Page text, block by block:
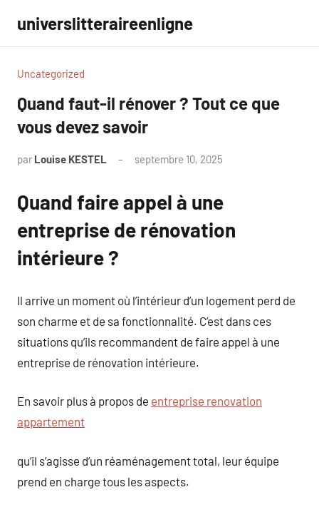
contenu
universlitteraireenligne
Uncategorized
Quand faut-il rénover ? Tout ce que
vous devez savoir
par Louise KESTEL septembre 10, 2025
Quand faire appel à une
entreprise de rénovation
intérieure ?
Il arrive un moment où l’intérieur d’un logement perd de
son charme et de sa fonctionnalité. C’est dans ces
situations qu’ils recommandent de faire appel à une
entreprise de rénovation intérieure.
En savoir plus à propos de entreprise renovation
appartement
qu’il s’agisse d’un réaménagement total, leur équipe
prend en charge tous les aspects.